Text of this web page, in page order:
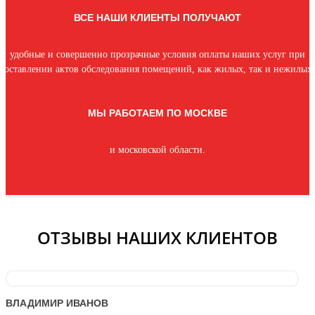
ВСЕ НАШИ КЛИЕНТЫ ПОЛУЧАЮТ
удобные и совершенно прозрачные условия оплаты наших услуг при
составлении актов обследования помещений, как жилых, так и нежилых.
МЫ РАБОТАЕМ ПО МОСКВЕ
и московской области.
ОТЗЫВЫ НАШИХ КЛИЕНТОВ
ВЛАДИМИР ИВАНОВ